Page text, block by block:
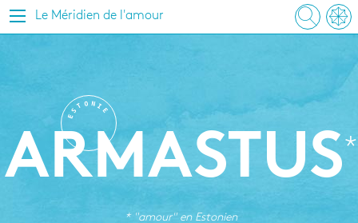
Le Méridien de l'amour
ARMASTUS
E
S
T O NI
E
* "amour" en Estonien